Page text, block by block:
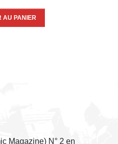
AU PANIER
Magazine) N° 2 en